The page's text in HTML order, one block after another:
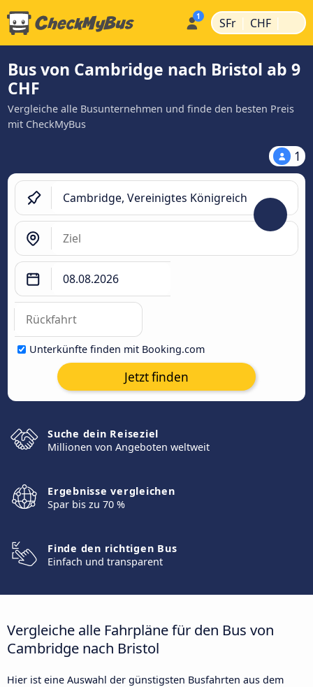
SFr | CHF |
Bus von Cambridge nach Bristol ab 9
CHF
Vergleiche alle Busunternehmen und finde den besten Preis
mit CheckMyBus
1
Unterkünfte finden mit Booking.com
Jetzt finden
Suche dein Reiseziel
Millionen von Angeboten weltweit
Ergebnisse vergleichen
Spar bis zu 70 %
Finde den richtigen Bus
Einfach und transparent
Vergleiche alle Fahrpläne für den Bus von
Cambridge nach Bristol
Hier ist eine Auswahl der günstigsten Busfahrten aus dem